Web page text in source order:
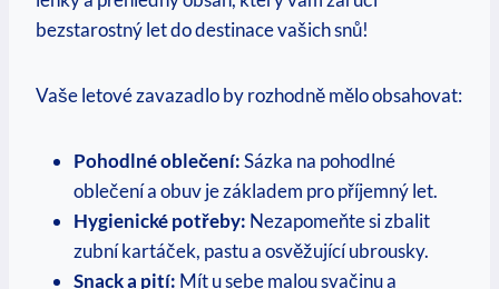
bezstarostný let do destinace vašich snů!
Vaše letové zavazadlo by rozhodně ‌mělo ‌obsahovat:
Pohodlné⁤ oblečení:Sázka na pohodlné
oblečení a⁤ obuv je základem⁢ pro příjemný let.
Hygienické potřeby: Nezapomeňte si zbalit
zubní​ kartáček, pastu ⁣a⁢ osvěžující ubrousky.
Snack a pití: Mít u sebe malou svačinu⁤ a